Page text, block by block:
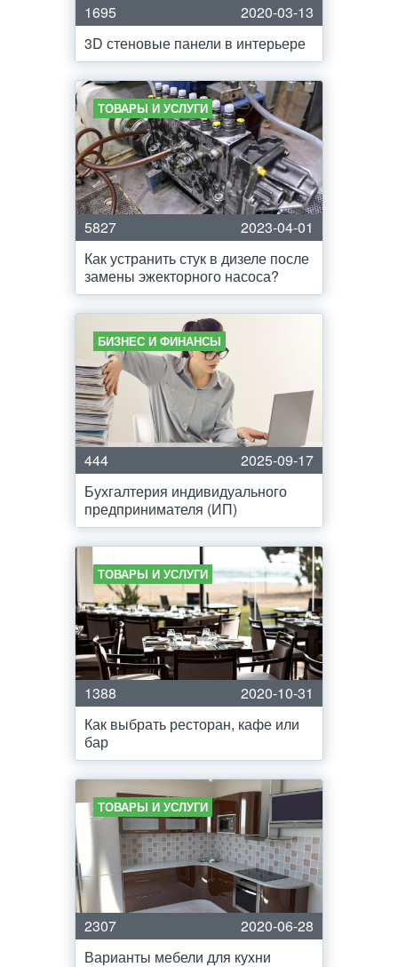
1695
2020-03-13
3D стеновые панели в интерьере
ТОВАРЫ И УСЛУГИ
5827
2023-04-01
Как устранить стук в дизеле после
замены эжекторного насоса?
БИЗНЕС И ФИНАНСЫ
444
2025-09-17
Бухгалтерия индивидуального
предпринимателя (ИП)
ТОВАРЫ И УСЛУГИ
1388
2020-10-31
Как выбрать ресторан, кафе или
бар
ТОВАРЫ И УСЛУГИ
2307
2020-06-28
Варианты мебели для кухни